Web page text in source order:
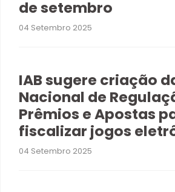
de setembro
04 Setembro 2025
IAB sugere criação
Nacional de
Prêmios e Apostas
fiscalizar jogos
04 Setembro 2025